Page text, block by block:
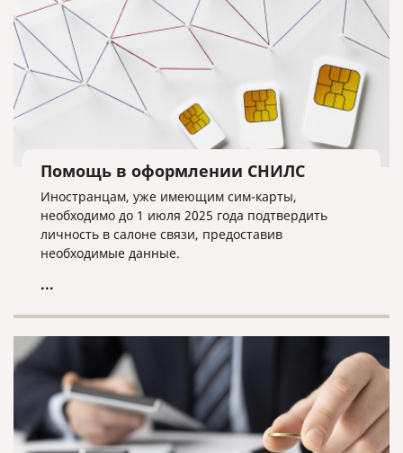
Помощь в оформлении СНИЛС
Иностранцам, уже имеющим сим-карты,
необходимо до 1 июля 2025 года подтвердить
личность в салоне связи, предоставив
необходимые данные.
...